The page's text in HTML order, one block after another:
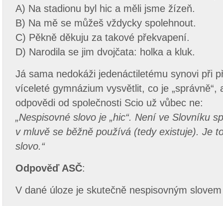
A) Na stadionu byl hic a měli jsme žízeň.
B) Na mě se můžeš vždycky spolehnout.
C) Pěkně děkuju za takové překvapení.
D) Narodila se jim dvojčata: holka a kluk.
Já sama nedokáži jedenáctiletému synovi při
víceleté gymnázium vysvětlit, co je „správně“,
odpovědi od společnosti Scio už vůbec ne:
„Nespisovné slovo je „hic“. Není ve Slovníku
v mluvě se běžně používá (tedy existuje). Je
slovo.“
Odpověď ASČ:
V dané úloze je skutečně nespisovným